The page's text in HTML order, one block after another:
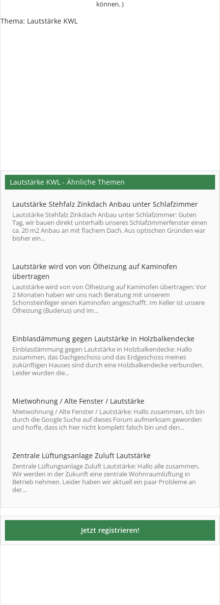
können. )
Thema: Lautstärke KWL
Lautstärke KWL - Ähnliche Themen
Lautstärke Stehfalz Zinkdach Anbau unter Schlafzimmer
Lautstärke Stehfalz Zinkdach Anbau unter Schlafzimmer: Guten
Tag, wir bauen direkt unterhalb unseres Schlafzimmerfenster einen
ca. 20 m2 Anbau an mit flachem Dach. Aus optischen Gründen war
bisher ein...
Lautstärke wird von von Ölheizung auf Kaminofen
übertragen
Lautstärke wird von von Ölheizung auf Kaminofen übertragen: Vor
2 Monaten haben wir uns nach Beratung mit unserem
Schonsteinfeger einen Kaminofen angeschafft. Im Keller ist unsere
Ölheizung (Buderus) und im...
Einblasdämmung gegen Lautstärke in Holzbalkendecke
Einblasdämmung gegen Lautstärke in Holzbalkendecke: Hallo
zusammen, das Dachgeschoss und das Erdgeschoss meines
zukünftigen Hauses sind durch eine Holzbalkendecke verbunden.
Leider wurden die...
Mietwohnung / Alte Fenster / Lautstärke
Mietwohnung / Alte Fenster / Lautstärke: Hallo zusammen, ich bin
durch die Google Suche auf dieses Forum aufmerksam geworden
und hoffe, dass ich hier nicht komplett falsch bin und den...
Zentrale Lüftungsanlage Zuluft Lautstärke
Zentrale Lüftungsanlage Zuluft Lautstärke: Hallo alle zusammen,
Wir werden in der Zukunft eine zentrale Wohnraumlüftung in
Betrieb nehmen. Leider haben wir aktuell ein paar Probleme an
der...
Jetzt registrieren!